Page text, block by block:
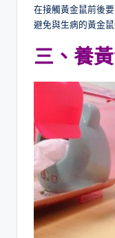
在接觸黃金鼠前後
避免與生病的黃金
三、養